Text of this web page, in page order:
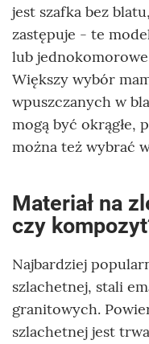
jest szafka bez
zastępuje - te
lub
Większy wybór
wpuszczanych w
mogą być okrągłe,
można też wybrać
Materiał na
czy
Najbardziej
szlachetnej, stali
granitowych.
szlachetnej jest